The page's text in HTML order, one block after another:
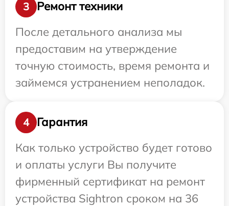
3
Ремонт техники
После детального анализа мы
предоставим на утверждение
точную стоимость, время ремонта и
займемся устранением неполадок.
4
Гарантия
Как только устройство будет готово
и оплаты услуги Вы получите
фирменный сертификат на ремонт
устройства Sightron сроком на 36